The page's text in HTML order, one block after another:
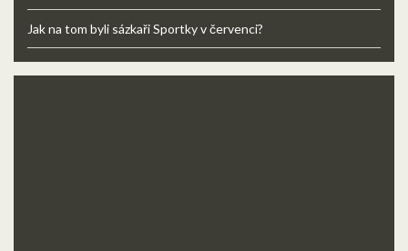
Jak na tom byli sázkaři Sportky v červenci?